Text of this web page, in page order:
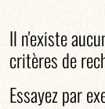
Il n'existe
critères de
Essayez par